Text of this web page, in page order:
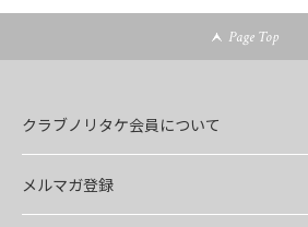
Page Top
クラブノリタケ会員について
メルマガ登録